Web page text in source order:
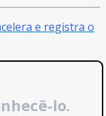
e registra o
lo.